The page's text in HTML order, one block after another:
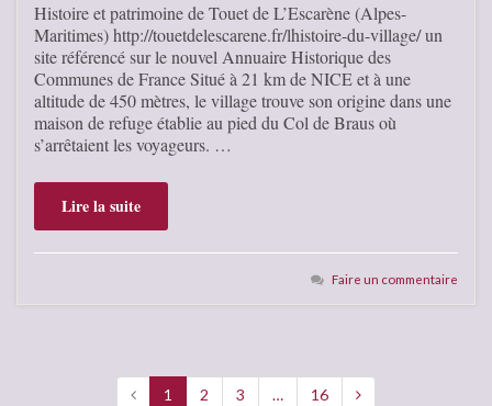
Histoire et patrimoine de Touet de L’Escarène (Alpes-
Maritimes) http://touetdelescarene.fr/lhistoire-du-village/ un
site référencé sur le nouvel Annuaire Historique des
Communes de France Situé à 21 km de NICE et à une
altitude de 450 mètres, le village trouve son origine dans une
maison de refuge établie au pied du Col de Braus où
s’arrêtaient les voyageurs. …
Lire la suite
Faire un commentaire
1 2 3 … 16